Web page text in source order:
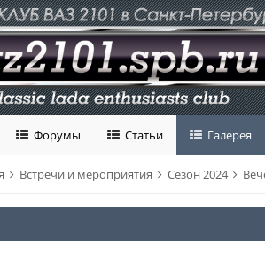
Форумы Статьи Галерея
Встречи и мероприятия Сезон 2024